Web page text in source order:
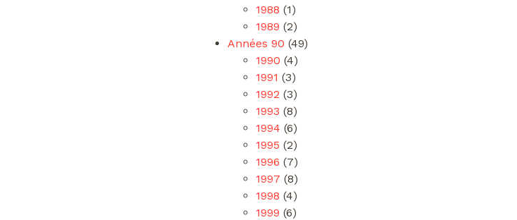
1988 (1)
1989 (2)
Années 90 (49)
1990 (4)
1991 (3)
1992 (3)
1993 (8)
1994 (6)
1995 (2)
1996 (7)
1997 (8)
1998 (4)
1999 (6)